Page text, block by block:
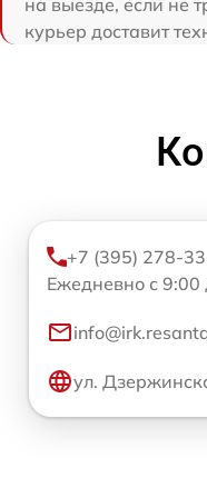
курьер доставит
+7 (395) 278-
Ежедневно с 9:00
ул.